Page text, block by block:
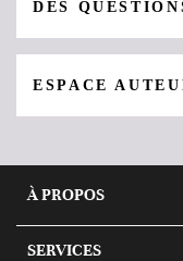
DES
ESPACE
À PROPOS
SERVICES